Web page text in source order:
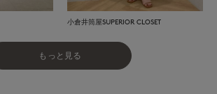
小倉井筒屋SUPERIOR CLOSET
もっと見る